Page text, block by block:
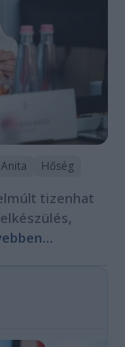
Hőség
tizenhat